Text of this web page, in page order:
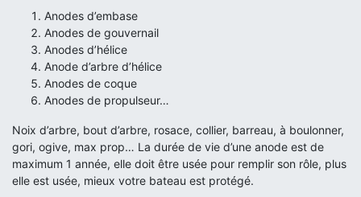
Anodes d’embase
Anodes de gouvernail
Anodes d’hélice
Anode d’arbre d’hélice
Anodes de coque
Anodes de propulseur…
Noix d’arbre, bout d’arbre, rosace, collier, barreau, à boulonner,
gori, ogive, max prop… La durée de vie d’une anode est de
maximum 1 année, elle doit être usée pour remplir son rôle, plus
elle est usée, mieux votre bateau est protégé.